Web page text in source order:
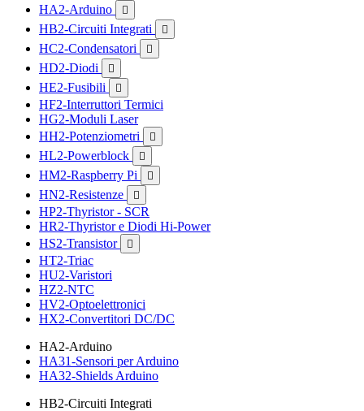
HA2-Arduino

HB2-Circuiti Integrati 
HC2-Condensatori 
HD2-Diodi 
HE2-Fusibili 
HF2-Interruttori Termici
HG2-Moduli Laser
HH2-Potenziometri

HL2-Powerblock 
HM2-Raspberry Pi 
HN2-Resistenze 
HP2-Thyristor - SCR
HR2-Thyristor e Diodi Hi-Power
HS2-Transistor

HT2-Triac
HU2-Varistori
HZ2-NTC
HV2-Optoelettronici
HX2-Convertitori DC/DC
HA2-Arduino
HA31-Sensori per Arduino
HA32-Shields Arduino
HB2-Circuiti Integrati